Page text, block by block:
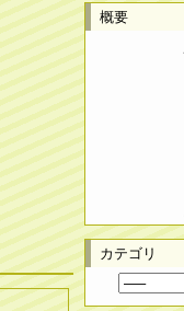
概要
カテゴリ